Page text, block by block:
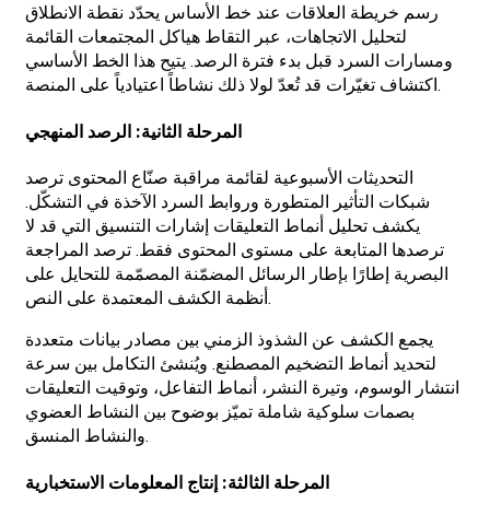
رسم خريطة العلاقات عند خط الأساس يحدّد نقطة الانطلاق
لتحليل الاتجاهات، عبر التقاط هياكل المجتمعات القائمة
ومسارات السرد قبل بدء فترة الرصد. يتيح هذا الخط الأساسي
اكتشاف تغيّرات قد تُعدّ لولا ذلك نشاطاً اعتيادياً على المنصة.
المرحلة الثانية: الرصد المنهجي
التحديثات الأسبوعية لقائمة مراقبة صنّاع المحتوى ترصد
شبكات التأثير المتطورة وروابط السرد الآخذة في التشكّل.
يكشف تحليل أنماط التعليقات إشارات التنسيق التي قد لا
ترصدها المتابعة على مستوى المحتوى فقط. ترصد المراجعة
البصرية إطارًا بإطار الرسائل المضمّنة المصمّمة للتحايل على
أنظمة الكشف المعتمدة على النص.
يجمع الكشف عن الشذوذ الزمني بين مصادر بيانات متعددة
لتحديد أنماط التضخيم المصطنع. ويُنشئ التكامل بين سرعة
انتشار الوسوم، وتيرة النشر، أنماط التفاعل، وتوقيت التعليقات
بصمات سلوكية شاملة تميّز بوضوح بين النشاط العضوي
والنشاط المنسق.
المرحلة الثالثة: إنتاج المعلومات الاستخبارية